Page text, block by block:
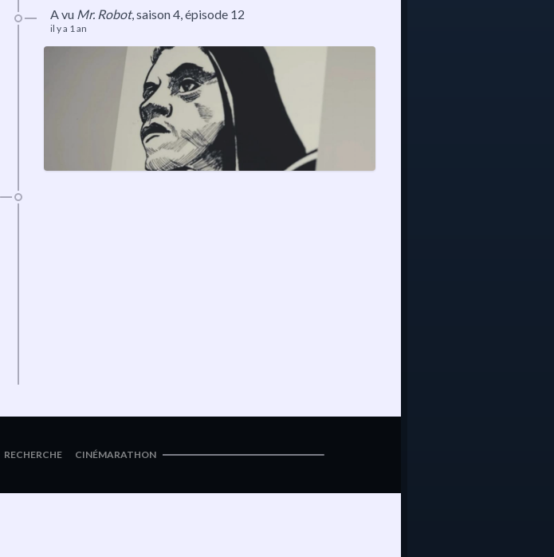
A vu Mr. Robot,saison 4, épisode 12
il y a 1 an
RECHERCHE CINÉMARATHON